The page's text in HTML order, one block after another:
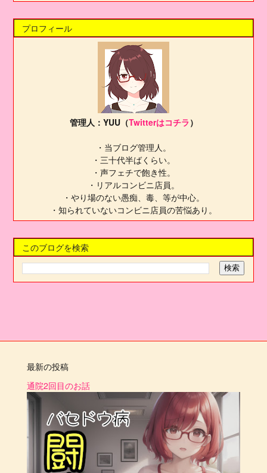
プロフィール
管理人：YUU（Twitterはコチラ ）
・当ブログ管理人。
・三十代半ばくらい。
・声フェチで飽き性。
・リアルコンビニ店員。
・やり場のない愚痴、毒、等が中心。
・知られていないコンビニ店員の苦悩あり。
このブログを検索
最新の投稿
通院2回目のお話